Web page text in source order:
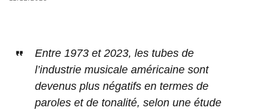
Entre 1973 et 2023, les tubes de
l’industrie musicale américaine sont
devenus plus négatifs en termes de
paroles et de tonalité, selon une étude